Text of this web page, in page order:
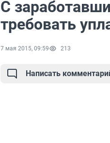
С
требовать
7 мая 2015, 09:59 213
Написать